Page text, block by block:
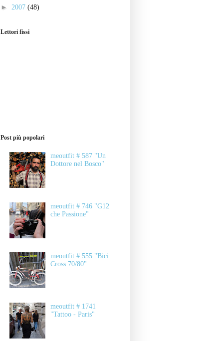
► 2007 (48)
Lettori fissi
Post più popolari
meoutfit # 587 "Un
Dottore nel Bosco"
meoutfit # 746 "G12
che Passione"
meoutfit # 555 "Bici
Cross 70/80"
meoutfit # 1741
"Tattoo - Paris"